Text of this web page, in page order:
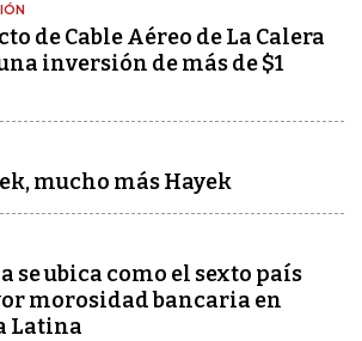
de Cable Aéreo de La Calera
inversión de más de $1
mucho más Hayek
se ubica como el sexto país
morosidad bancaria en
Latina